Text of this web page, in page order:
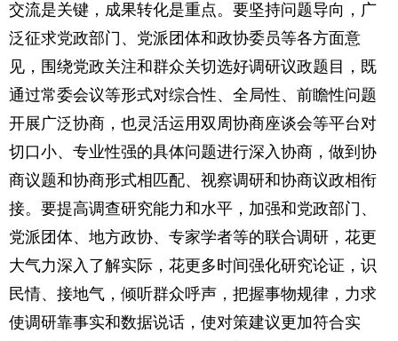
交流是关键，成果转化是重点。要坚持问题导向，广
泛征求党政部门、党派团体和政协委员等各方面意
见，围绕党政关注和群众关切选好调研议政题目，既
通过常委会议等形式对综合性、全局性、前瞻性问题
开展广泛协商，也灵活运用双周协商座谈会等平台对
切口小、专业性强的具体问题进行深入协商，做到协
商议题和协商形式相匹配、视察调研和协商议政相衔
接。要提高调查研究能力和水平，加强和党政部门、
党派团体、地方政协、专家学者等的联合调研，花更
大气力深入了解实际，花更多时间强化研究论证，识
民情、接地气，倾听群众呼声，把握事物规律，力求
使调研靠事实和数据说话，使对策建议更加符合实